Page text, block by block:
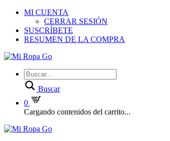
MI CUENTA
CERRAR SESIÓN
SUSCRÍBETE
RESUMEN DE LA COMPRA
Buscar
0
Cargando contenidos del carrito...